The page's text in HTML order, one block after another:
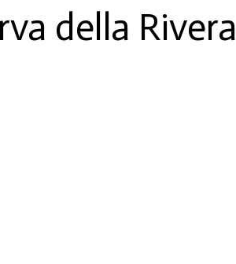
della Rivera